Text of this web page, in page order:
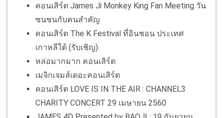
คอนเสิร์ต James Ji Monkey King Fan Meeting วัน
ซนซนกับคนสำคัญ
คอนเสิร์ต The K Festival ที่อินชอน ประเทศ
เกาหลีใต้ (รับเชิญ)
หล่อมากมาก คอนเสิร์ต
เมจิกเจมส์เดอะคอนเสิร์ต
คอนเสิร์ต LOVE IS IN THE AIR : CHANNEL3
CHARITY CONCERT 29 เมษายน 2560